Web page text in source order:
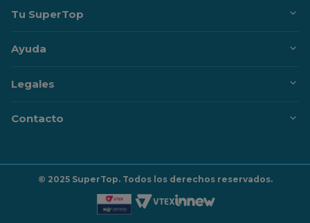
Tu SuperTop
Ayuda
Legales
Contacto
© 2025 SuperTop. Todos los derechos reservados.